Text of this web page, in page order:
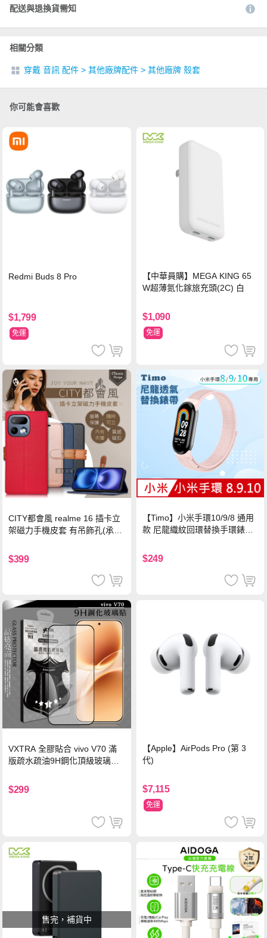
配送與退換貨需知
相關分類
穿戴 音訊 配件 > 其他廠牌配件 > 其他廠牌 殼套
你可能會喜歡
Redmi Buds 8 Pro
$1,799
免運
【中華員購】MEGA KING 65
W超薄氮化鎵旅充頭(2C) 白
$1,090
免運
CITY都會風 realme 16 插卡立
架磁力手機皮套 有吊飾孔(承諾
$399
【Timo】小米手環10/9/8 通用
款 尼龍織紋回環替換手環錶帶-
$249
VXTRA 全膠貼合 vivo V70 滿
版疏水疏油9H鋼化頂級玻璃貼
$299
【Apple】AirPods Pro (第 3
代)
$7,115
免運
售完，補貨中